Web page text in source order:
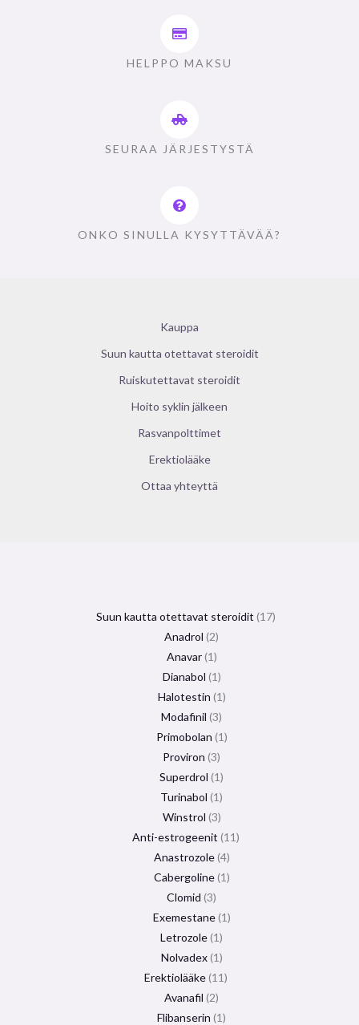
HELPPO MAKSU
SEURAA JÄRJESTYSTÄ
ONKO SINULLA KYSYTTÄVÄÄ?
Kauppa
Suun kautta otettavat steroidit
Ruiskutettavat steroidit
Hoito syklin jälkeen
Rasvanpolttimet
Erektiolääke
Ottaa yhteyttä
Suun kautta otettavat steroidit 17
Anadrol 2
Anavar 1
Dianabol 1
Halotestin 1
Modafinil 3
Primobolan 1
Proviron 3
Superdrol 1
Turinabol 1
Winstrol 3
Anti-estrogeenit 11
Anastrozole 4
Cabergoline 1
Clomid 3
Exemestane 1
Letrozole 1
Nolvadex 1
Erektiolääke 11
Avanafil 2
Flibanserin 1